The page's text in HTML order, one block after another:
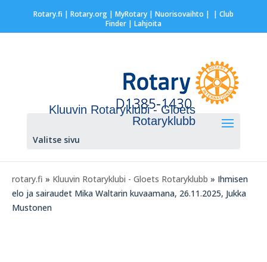
Rotary.fi | Rotary.org| MyRotary | Nuorisovaihto | | Club
Finder| Lahjoita
Kluuvin Rotaryklubi - Gloets
Rotaryklubb
Valitse sivu
rotary.fi » Kluuvin Rotaryklubi - Gloets Rotaryklubb » Ihmisen
elo ja sairaudet Mika Waltarin kuvaamana, 26.11.2025, Jukka
Mustonen